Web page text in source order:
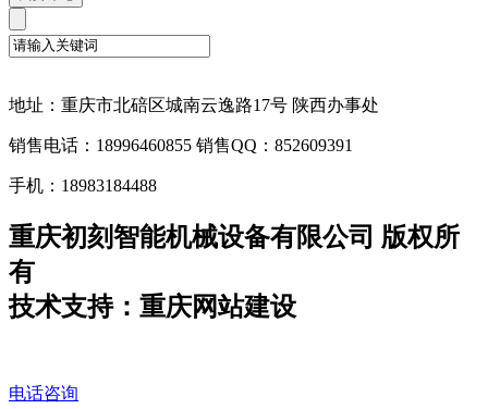
地址：重庆市北碚区城南云逸路17号 陕西办事处
销售电话：18996460855 销售QQ：852609391
手机：18983184488
重庆初刻智能机械设备有限公司 版权所
有
技术支持：重庆网站建设
电话咨询